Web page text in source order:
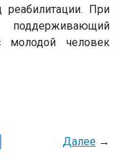
При
молодой человек
Далее →